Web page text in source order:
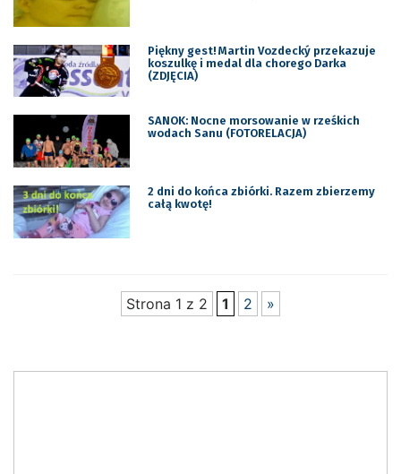
Piękny gest! Martin Vozdecký przekazuje
koszulkę i medal dla chorego Darka
(ZDJĘCIA)
SANOK: Nocne morsowanie w rześkich
wodach Sanu (FOTORELACJA)
2 dni do końca zbiórki. Razem zbierzemy
całą kwotę!
Strona 1 z 2 1 2 »